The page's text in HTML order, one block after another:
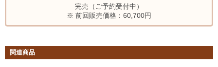
完売（ご予約受付中）
※ 前回販売価格：60,700円
関連商品